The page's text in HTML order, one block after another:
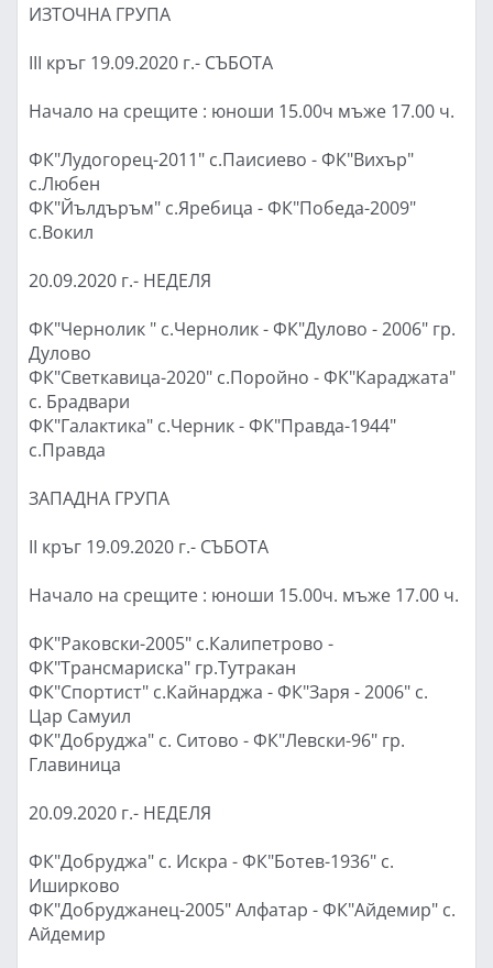
ИЗТОЧНА ГРУПА
III кръг 19.09.2020 г.- СЪБОТА
Начало на срещите : юноши 15.00ч мъже 17.00 ч.
ФК"Лудогорец-2011" с.Паисиево - ФК"Вихър"
с.Любен
ФК"Йълдъръм" с.Яребица - ФК"Победа-2009"
с.Вокил
20.09.2020 г.- НЕДЕЛЯ
ФК"Чернолик " с.Чернолик - ФК"Дулово - 2006" гр.
Дулово
ФК"Светкавица-2020" с.Поройно - ФК"Караджата"
с. Брадвари
ФК"Галактика" с.Черник - ФК"Правда-1944"
с.Правда
ЗАПАДНА ГРУПА
II кръг 19.09.2020 г.- СЪБОТА
Начало на срещите : юноши 15.00ч. мъже 17.00 ч.
ФК"Раковски-2005" с.Калипетрово -
ФК"Трансмариска" гр.Тутракан
ФК"Спортист" с.Кайнарджа - ФК"Заря - 2006" с.
Цар Самуил
ФК"Добруджа" с. Ситово - ФК"Левски-96" гр.
Главиница
20.09.2020 г.- НЕДЕЛЯ
ФК"Добруджа" с. Искра - ФК"Ботев-1936" с.
Иширково
ФК"Добруджанец-2005" Алфатар - ФК"Айдемир" с.
Айдемир